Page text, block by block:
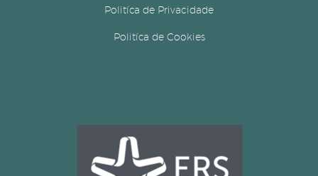
Politíca de Privacidade
Politíca de Cookies